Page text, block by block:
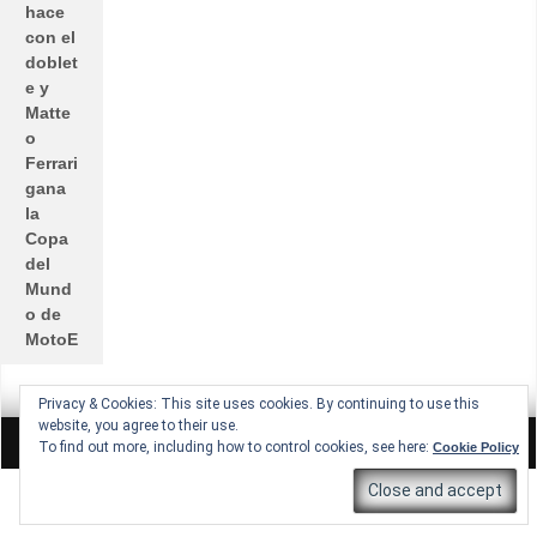
Privacy & Cookies: This site uses cookies. By continuing to use this
website, you agree to their use.
To find out more, including how to control cookies, see here: Cookie Policy
hace
con el
doblet
e y
Matte
o
Ferrari
gana
la
Copa
del
Mund
o de
MotoE
All rights reserved © Lucio Lopez GP